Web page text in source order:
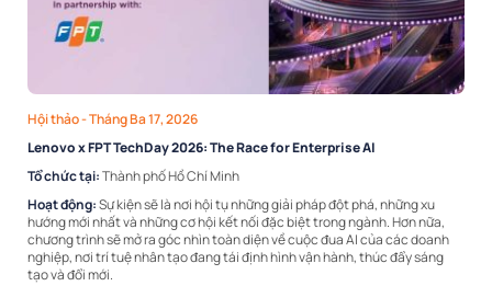
Hội thảo- Tháng Ba 17, 2026
Lenovo x FPT TechDay 2026: The Race for Enterprise AI
Tổ chức tại:Thành phố Hồ Chí Minh
Hoạt động:Sự kiện sẽ là nơi hội tụ những giải pháp đột phá, những xu
hướng mới nhất và những cơ hội kết nối đặc biệt trong ngành. Hơn nữa,
chương trình sẽ mở ra góc nhìn toàn diện về cuộc đua AI của các doanh
nghiệp, nơi trí tuệ nhân tạo đang tái định hình vận hành, thúc đẩy sáng
tạo và đổi mới.